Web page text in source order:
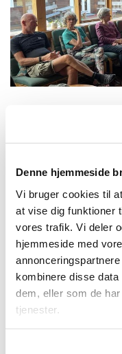
Denne hjemmeside
Vi bruger cookies til
at vise dig funktioner
vores trafik. Vi deler
hjemmeside med
kombinere disse
dem, eller som de
tjenester.
Karlslunde
Mandagshjørnet er
aften til spisning,
samvær. Alle er